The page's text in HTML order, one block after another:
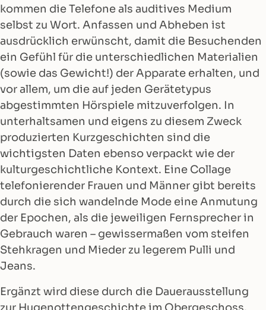
kommen die Telefone als auditives Medium
selbst zu Wort. Anfassen und Abheben ist
ausdrücklich erwünscht, damit die Besuchenden
ein Gefühl für die unterschiedlichen Materialien
(sowie das Gewicht!) der Apparate erhalten, und
vor allem, um die auf jeden Gerätetypus
abgestimmten Hörspiele mitzuverfolgen. In
unterhaltsamen und eigens zu diesem Zweck
produzierten Kurzgeschichten sind die
wichtigsten Daten ebenso verpackt wie der
kulturgeschichtliche Kontext. Eine Collage
telefonierender Frauen und Männer gibt bereits
durch die sich wandelnde Mode eine Anmutung
der Epochen, als die jeweiligen Fernsprecher in
Gebrauch waren – gewissermaßen vom steifen
Stehkragen und Mieder zu legerem Pulli und
Jeans.
Ergänzt wird diese durch die Dauerausstellung